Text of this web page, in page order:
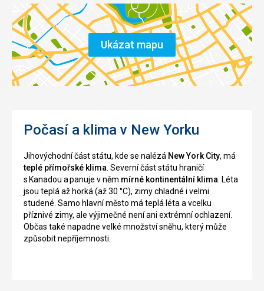
Ukázat mapu
Počasí a klima v New Yorku
Jihovýchodní část státu, kde se nalézá New YorkCity, má
teplé přímořské klima. Severní část státu hraničí
s Kanadou a panuje v něm mírné kontinentální klima. Léta
jsou teplá až horká (až 30 °C), zimy chladné i velmi
studené. Samo hlavní město máteplá léta a vcelku
příznivé zimy, ale výjimečné není ani extrémní ochlazení.
Občas také napadne velké množství sněhu, který může
způsobitnepříjemnosti.